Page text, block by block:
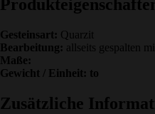
Gesteinsart: Quarzit
Bearbeitung: allseits gespalten
Maße:
Gewicht / Einheit: to
Zusätzliche